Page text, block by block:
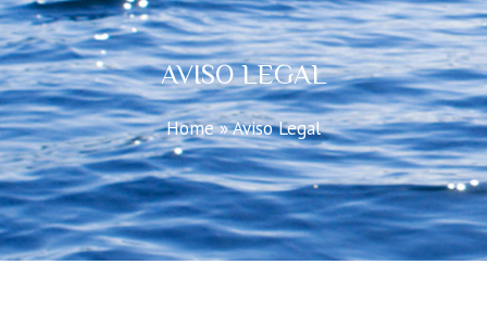
AVISO LEGAL
Home»Aviso Legal